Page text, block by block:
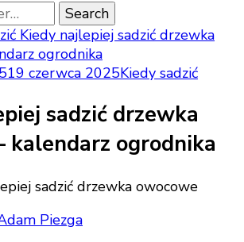
Kiedy najlepiej sadzić drzewka
ogrodnika
19 czerwca 2025Kiedy sadzić
sadzić drzewka
kalendarz ogrodnika
Piezga